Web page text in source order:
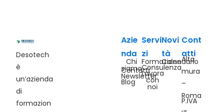
Desotech
è
un’azienda
di
formazion
Azie
nda
Chi
siamo
Contatti
Newsletter
Blog
Servi
zi
Formazione
Consulenza
Lavora
con
noi
Novi
tà
Calendario
Cont
atti
Alta
mura
–
Roma
P.IVA